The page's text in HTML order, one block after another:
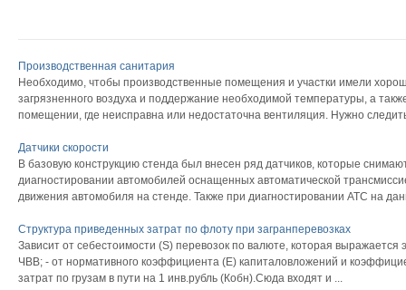
Производственная санитария
Необходимо, чтобы производственные помещения и участки имели
загрязненного воздуха и поддержание необходимой температуры, а
помещении, где неисправна или недостаточна вентиляция. Нужно
Датчики скорости
В базовую конструкцию стенда был внесен ряд датчиков, которые
диагностировании автомобилей оснащенных автоматической
движения автомобиля на стенде. Также при диагностировании АТС на
Структура приведенных затрат по флоту при загранперевозках
Зависит от себестоимости (S) перевозок по валюте, которая
ЧВВ; - от нормативного коэффициента (Е) капиталовложений и
затрат по грузам в пути на 1 инв.рубль (Кобн).Сюда входят и ...